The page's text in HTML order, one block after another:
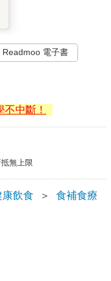
Readmoo 電子書
中斷！
無上限
康飲食 ＞ 食補食療